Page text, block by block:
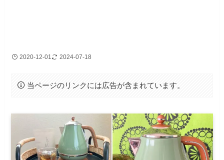
2020-12-01 2024-07-18
当ページのリンクには広告が含まれています。